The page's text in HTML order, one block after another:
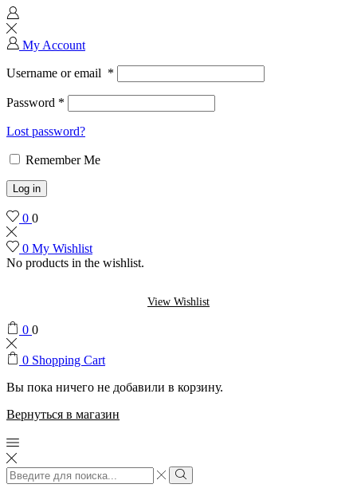
My Account
Username or email *
Password *
Lost password?
Remember Me
Log in
0 0
0 My Wishlist
No products in the wishlist.
View Wishlist
0 0
0 Shopping Cart
Вы пока ничего не добавили в корзину.
Вернуться в магазин
Search
input
Search